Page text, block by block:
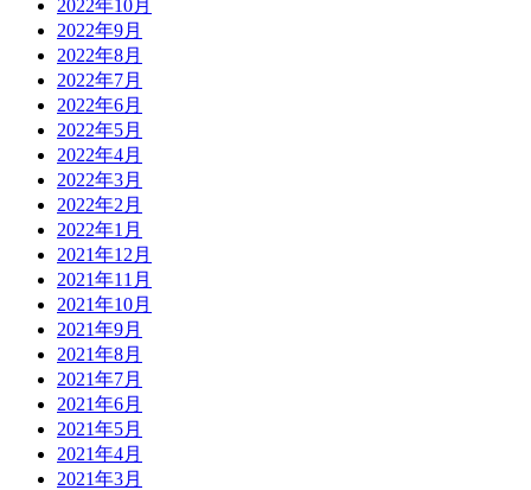
2022年10月
2022年9月
2022年8月
2022年7月
2022年6月
2022年5月
2022年4月
2022年3月
2022年2月
2022年1月
2021年12月
2021年11月
2021年10月
2021年9月
2021年8月
2021年7月
2021年6月
2021年5月
2021年4月
2021年3月